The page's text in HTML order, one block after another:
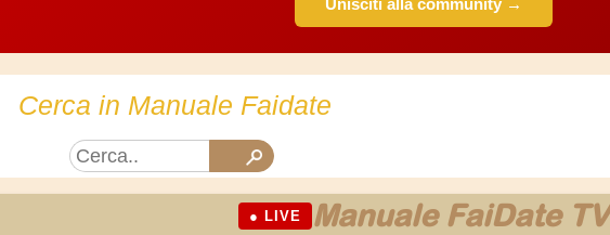
Unisciti alla community →
Cerca in Manuale Faidate
● LIVE Manuale FaiDate TV